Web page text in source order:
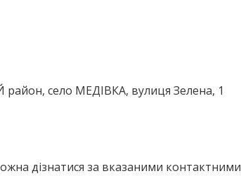
село МЕДІВКА, вулиця Зелена, 1
дізнатися за вказаними контактними